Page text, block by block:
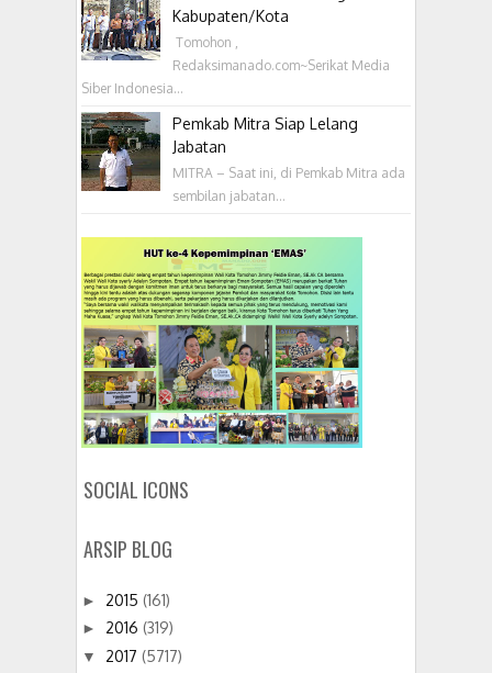
Kabupaten/Kota
‎ Tomohon ,
Redaksimanado.com~Serikat Media
Siber Indonesia...
Pemkab Mitra Siap Lelang
Jabatan
MITRA – Saat ini, di Pemkab Mitra ada
sembilan jabatan...
SOCIAL ICONS
ARSIP BLOG
► 2015 (161)
► 2016 (319)
▼ 2017 (5717)